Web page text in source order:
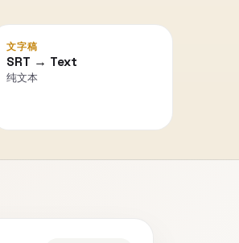
文字稿
SRT → Text
纯文本